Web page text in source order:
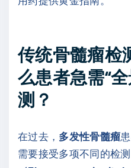
传统骨髓瘤检
么患者急需“
测？
在过去， 多发性骨髓瘤
需要接受多项不同的检